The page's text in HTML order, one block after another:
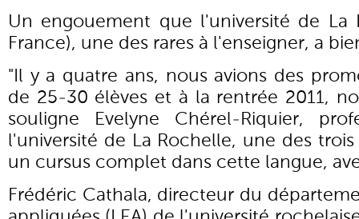
Un engouement que l'université de La
France), une des rares à l'enseigner, a
"Il y a quatre ans, nous avions des
de 25-30 élèves et à la rentrée 2011,
souligne Evelyne Chérel-Riquier,
l'université de La Rochelle, une des
un cursus complet dans cette langue,
Frédéric Cathala, directeur du